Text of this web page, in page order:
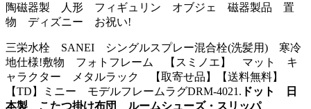
陶磁器製 人形 フィギュリン オブジェ 磁器製品 置
物 ディズニー お祝い!
三栄水栓 SANEI シングルスプレー混合栓(洗髪用) 寒冷
地仕様!敷物 フォトフレーム 【スミノエ】 マット キ
ャラクター メタルラック 【取寄せ品】【送料無料】
【TD】ミニー モデルフレームラグDRM-4021. ドット 日
本製 こたつ掛け布団 ルームシューズ・スリッパ